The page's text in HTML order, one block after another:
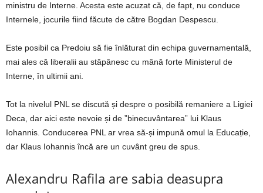
ministru de Interne. Acesta este acuzat că, de fapt, nu conduce
Internele, jocurile fiind făcute de către Bogdan Despescu.
Este posibil ca Predoiu să fie înlăturat din echipa guvernamentală,
mai ales că liberalii au stăpânesc cu mână forte Ministerul de
Interne, în ultimii ani.
Tot la nivelul PNL se discută și despre o posibilă remaniere a Ligiei
Deca, dar aici este nevoie și de ”binecuvântarea” lui Klaus
Iohannis. Conducerea PNL ar vrea să-și impună omul la Educație,
dar Klaus Iohannis încă are un cuvânt greu de spus.
Alexandru Rafila are sabia deasupra